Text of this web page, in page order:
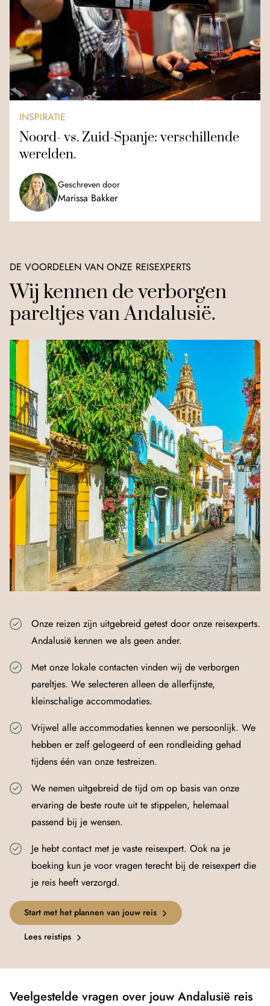
INSPIRATIE
Noord- vs. Zuid-Spanje: verschillende
werelden.
Geschreven door
Marissa Bakker
DE VOORDELEN VAN ONZE REISEXPERTS
Wij kennen de verborgen
pareltjes van Andalusië.
Onze reizen zijn uitgebreid getest door onze reisexperts.
Andalusië kennen we als geen ander.
Met onze lokale contacten vinden wij de verborgen
pareltjes. We selecteren alleen de allerfijnste,
kleinschalige accommodaties.
Vrijwel alle accommodaties kennen we persoonlijk. We
hebben er zelf gelogeerd of een rondleiding gehad
tijdens één van onze testreizen.
We nemen uitgebreid de tijd om op basis van onze
ervaring de beste route uit te stippelen, helemaal
passend bij je wensen.
Je hebt contact met je vaste reisexpert. Ook na je
boeking kun je voor vragen terecht bij de reisexpert die
je reis heeft verzorgd.
Start met het plannen van jouw reis
Lees reistips
Veelgestelde vragen over jouw Andalusië reis